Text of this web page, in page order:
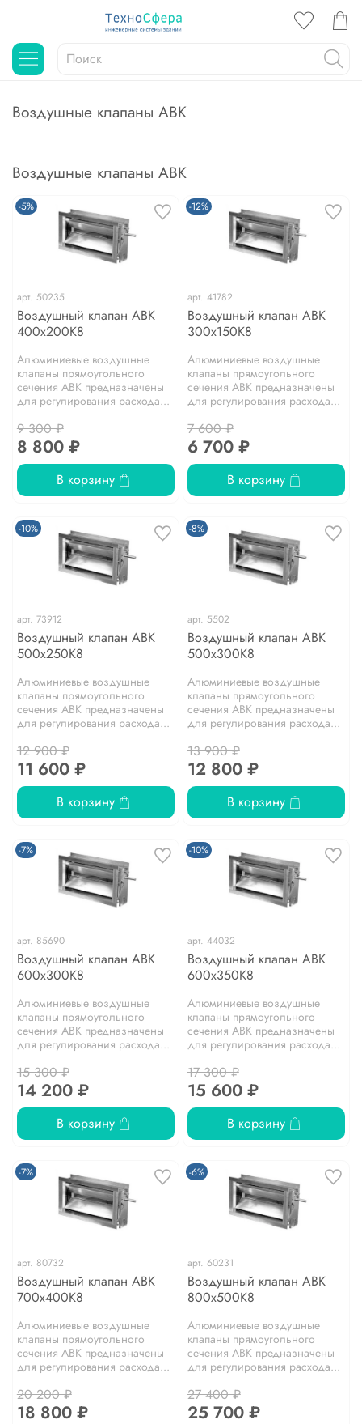
Воздушные клапаны АВК
Воздушные клапаны АВК
-5%
арт. 50235
Воздушный клапан АВК
400х200К8
Алюминиевые воздушные
клапаны прямоугольного
сечения АВК предназначены
для регулирования расхода...
9 300 ₽
8 800 ₽
В корзину
-12%
арт. 41782
Воздушный клапан АВК
300х150К8
Алюминиевые воздушные
клапаны прямоугольного
сечения АВК предназначены
для регулирования расхода...
7 600 ₽
6 700 ₽
В корзину
-10%
арт. 73912
Воздушный клапан АВК
500х250К8
Алюминиевые воздушные
клапаны прямоугольного
сечения АВК предназначены
для регулирования расхода...
12 900 ₽
11 600 ₽
В корзину
-8%
арт. 5502
Воздушный клапан АВК
500х300К8
Алюминиевые воздушные
клапаны прямоугольного
сечения АВК предназначены
для регулирования расхода...
13 900 ₽
12 800 ₽
В корзину
-7%
арт. 85690
Воздушный клапан АВК
600х300К8
Алюминиевые воздушные
клапаны прямоугольного
сечения АВК предназначены
для регулирования расхода...
15 300 ₽
14 200 ₽
В корзину
-10%
арт. 44032
Воздушный клапан АВК
600х350К8
Алюминиевые воздушные
клапаны прямоугольного
сечения АВК предназначены
для регулирования расхода...
17 300 ₽
15 600 ₽
В корзину
-7%
арт. 80732
Воздушный клапан АВК
700х400К8
Алюминиевые воздушные
клапаны прямоугольного
сечения АВК предназначены
для регулирования расхода...
20 200 ₽
18 800 ₽
-6%
арт. 60231
Воздушный клапан АВК
800х500К8
Алюминиевые воздушные
клапаны прямоугольного
сечения АВК предназначены
для регулирования расхода...
27 400 ₽
25 700 ₽